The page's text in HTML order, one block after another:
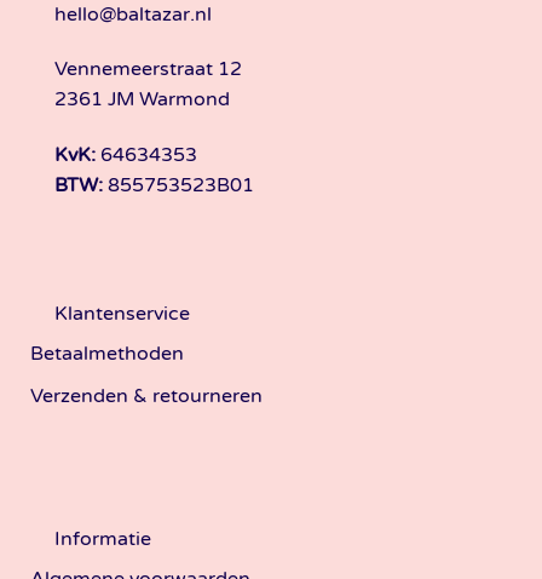
hello@baltazar.nl
Vennemeerstraat 12
2361 JM Warmond
KvK: 64634353
BTW: 855753523B01
Klantenservice
Betaalmethoden
Verzenden & retourneren
Informatie